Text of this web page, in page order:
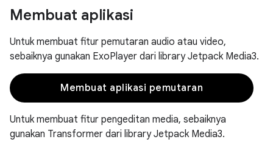
Membuat aplikasi
Untuk membuat fitur pemutaran audio atau video,
sebaiknya gunakan ExoPlayer dari library Jetpack Media3.
Membuat aplikasi pemutaran
Untuk membuat fitur pengeditan media, sebaiknya
gunakan Transformer dari library Jetpack Media3.